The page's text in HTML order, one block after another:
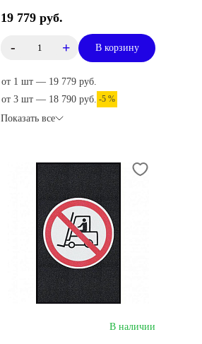
19 779 руб.
- + В корзину
от 1 шт — 19 779 руб.
от 3 шт — 18 790 руб. -5 %
Показать все
В наличии